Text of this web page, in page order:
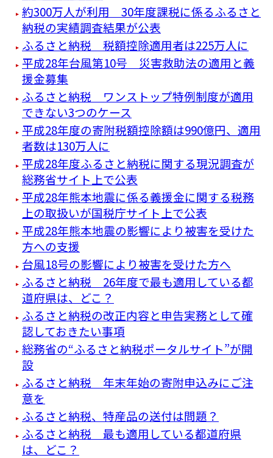
約300万人が利用 30年度課税に係るふるさと
納税の実績調査結果が公表
ふるさと納税 税額控除適用者は225万人に
平成28年台風第10号 災害救助法の適用と義
援金募集
ふるさと納税 ワンストップ特例制度が適用
できない3つのケース
平成28年度の寄附税額控除額は990億円、適用
者数は130万人に
平成28年度ふるさと納税に関する現況調査が
総務省サイト上で公表
平成28年熊本地震に係る義援金に関する税務
上の取扱いが国税庁サイト上で公表
平成28年熊本地震の影響により被害を受けた
方への支援
台風18号の影響により被害を受けた方へ
ふるさと納税 26年度で最も適用している都
道府県は、どこ？
ふるさと納税の改正内容と申告実務として確
認しておきたい事項
総務省の“ふるさと納税ポータルサイト”が開
設
ふるさと納税 年末年始の寄附申込みにご注
意を
ふるさと納税、特産品の送付は問題？
ふるさと納税 最も適用している都道府県
は、どこ？